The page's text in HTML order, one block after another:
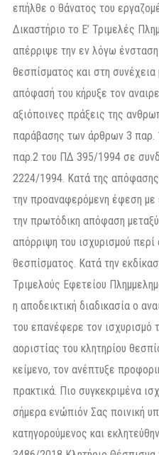
επήλθε ο θάνατος του
Δικαστήριο το Ε’ Τριμελές
απέρριψε την εν λόγω ένσταση
θεσπίσματος και στη
απόφασή του κήρυξε τον
αξιόποινες πράξεις της
παράβασης των άρθρων 3 παρ.
παρ.2 του ΠΔ 395/1994 σε
2224/1994. Κατά της
την προαναφερόμενη έφεση με
την πρωτόδικη απόφαση
απόρριψη του ισχυρισμού περί
θεσπίσματος. Κατά την
Τριμελούς Εφετείου
η αποδεικτική διαδικασία ο
του επανέφερε τον ισχυρισμό
αοριστίας του κλητηρίου
κείμενο, τον ανέπτυξε
πρακτικά. Πιο συγκεκριμένα
σήμερα ενώπιόν Σας ποινική
κατηγορούμενος και